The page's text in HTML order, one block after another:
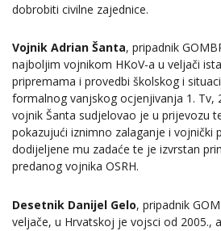
dobrobiti civilne zajednice.
Vojnik Adrian Šanta, pripadnik
najboljim vojnikom HKoV-a u veljači
pripremama i provedbi školskog i
formalnog vanjskog ocjenjivanja 1. Tv,
vojnik Šanta sudjelovao je u prijevozu
pokazujući iznimno zalaganje i vojnički
dodijeljene mu zadaće te je izvrstan
predanog vojnika OSRH.
Desetnik Danijel Gelo, pripadnik
veljače, u Hrvatskoj je vojsci od 2005.,